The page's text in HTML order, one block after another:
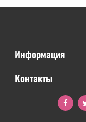
Информация
Контакты